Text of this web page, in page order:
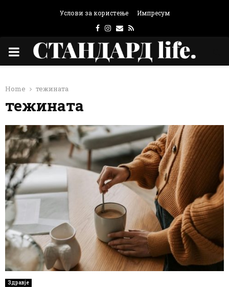
Услови за користење Импресум
Facebook
Instagram
Email
Rss
PRIMARY
Home тежината
тежината
Здравје